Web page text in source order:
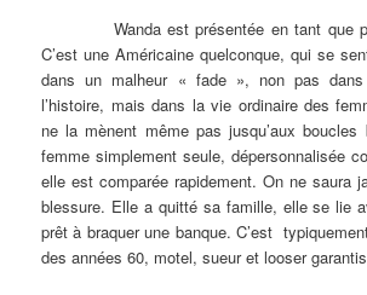
Wanda est présentée en tant que
C’est une Américaine quelconque, qui se
dans un malheur « fade », non pas
l’histoire, mais dans la vie ordinaire des
ne la mènent même pas jusqu’aux boucles
femme simplement seule, dépersonnalisée
elle est comparée rapidement. On ne saura
blessure. Elle a quitté sa famille, elle se lie
prêt à braquer une banque. C’est
des années 60, motel, sueur et looser